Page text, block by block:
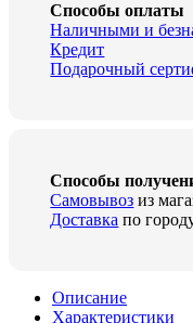
Способы оплаты
Наличными и
Кредит
Подарочный
Способы
Самовывоз из
Доставка по
Описание
Характеристики